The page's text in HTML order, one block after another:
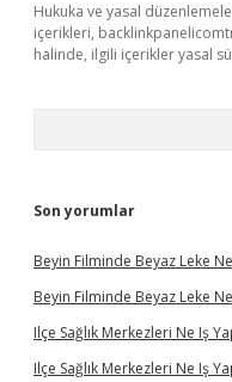
Hukuka ve yasal
içerikleri,
halinde, ilgili içerikler yasal
Son yorumlar
Beyin Filminde Beyaz Leke
Beyin Filminde Beyaz Leke
Ilçe Sağlık Merkezleri Ne Iş
Ilçe Sağlık Merkezleri Ne Iş